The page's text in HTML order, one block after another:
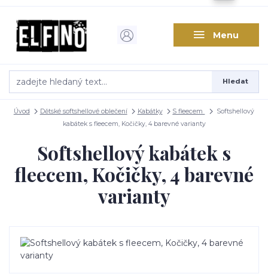
Menu
Hledat
Úvod Dětské softshellové oblečení Kabátky S fleecem
Softshellový
kabátek s fleecem, Kočičky, 4 barevné varianty
Softshellový kabátek s
fleecem, Kočičky, 4 barevné
varianty